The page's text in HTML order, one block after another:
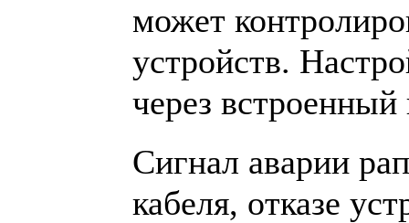
может
устройств.
через
Сигнал аварии
кабеля, отказе